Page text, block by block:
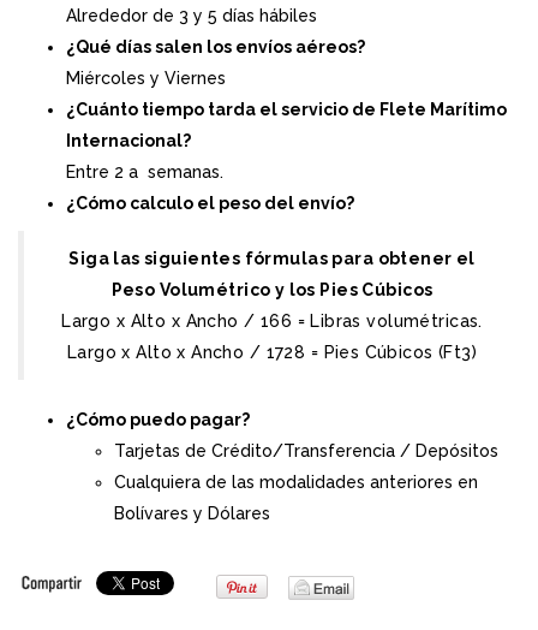
Alrededor de 3 y 5 días hábiles
¿Qué días salen los envíos aéreos?
Miércoles y Viernes
¿Cuánto tiempo tarda el servicio de Flete Marítimo
Internacional?
Entre 2 a semanas.
¿Cómo calculo el peso del envío?
Siga las siguientes fórmulas para obtener el
Peso Volumétrico y los Pies Cúbicos
Largo x Alto x Ancho / 166 = Libras volumétricas.
Largo x Alto x Ancho / 1728 = Pies Cúbicos (Ft3)
¿Cómo puedo pagar?
Tarjetas de Crédito/Transferencia / Depósitos
Cualquiera de las modalidades anteriores en
Bolívares y Dólares